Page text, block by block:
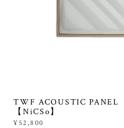
TWF ACOUSTIC
【NiCSo】
¥52,800